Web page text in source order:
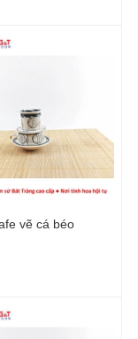
vẽ cá béo